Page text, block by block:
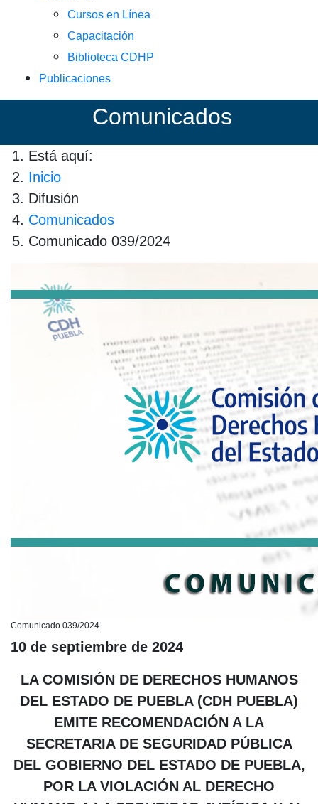
Cursos en Línea
Capacitación
Biblioteca CDHP
Publicaciones
Comunicados
Está aquí:
Inicio
Difusión
Comunicados
Comunicado 039/2024
Comunicado 039/2024
10 de septiembre de 2024
LA COMISIÓN DE DERECHOS HUMANOS
DEL ESTADO DE PUEBLA (CDH PUEBLA)
EMITE RECOMENDACIÓN A LA
SECRETARIA DE SEGURIDAD PÚBLICA
DEL GOBIERNO DEL ESTADO DE PUEBLA,
POR LA VIOLACIÓN AL DERECHO